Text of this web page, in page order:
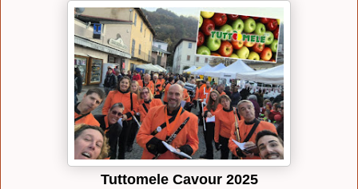
Tuttomele Cavour 2025